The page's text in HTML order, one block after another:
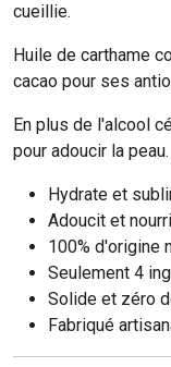
cueillie.
Huile de carthame
cacao pour ses
En plus de l'alcool
pour adoucir la peau.
Hydrate et
Adoucit et
100% d'origine
Seulement 4
Solide et zéro
Fabriqué